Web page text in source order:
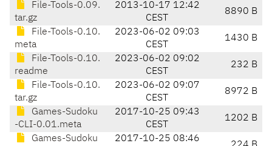
File-Tools-0.09.
tar.gz
2013-10-17 12:42
CEST
8890 B
File-Tools-0.10.
meta
2023-06-02 09:03
CEST
1430 B
File-Tools-0.10.
readme
2023-06-02 09:02
CEST
232 B
File-Tools-0.10.
tar.gz
2023-06-02 09:07
CEST
8972 B
Games-Sudoku
-CLI-0.01.meta
2017-10-25 09:43
CEST
1202 B
Games-Sudoku
2017-10-25 08:46